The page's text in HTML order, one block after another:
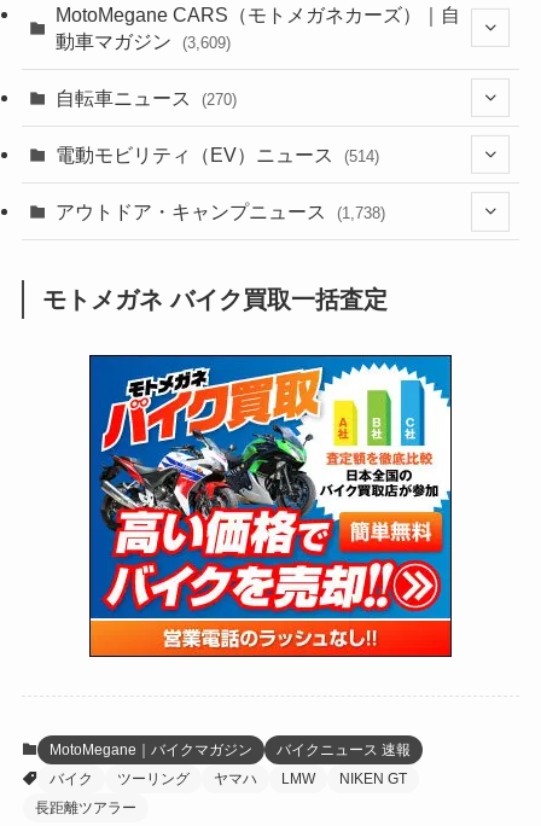
(44)
(640)
(118)
(60)
(31)
(51)
(34)
(5)
(12)
(65)
(109)
(252)
(38)
(24)
(16)
(25)
(24)
(47)
(15)
(5)
(249)
(64)
(16)
(62)
(4)
(6)
(17)
(5)
(27)
(306)
(6,958)
(2,474)
(249)
(1,226)
(12)
(131)
(38)
(131)
(167)
(85)
(21)
(61)
(171)
(98)
(13)
(60)
(274)
(171)
(38)
(47)
(59)
(41)
(66)
(16)
(141)
(255)
(204)
(1,143)
(166)
(23)
(33)
(34)
(35)
(41)
(415)
(16)
(352)
MotoMegane CARS（モトメガネカーズ）｜自
動車マガジン
(3,609)
(187)
(137)
(75)
(2,744)
(126)
(170)
自転車ニュース (270)
(54)
(211)
電動モビリティ（EV）ニュース (514)
(132)
(171)
(118)
(27)
アウトドア・キャンプニュース (1,738)
(1,605)
(147)
(13)
(19)
(12)
(16)
(20)
(4)
モトメガネ バイク買取一括査定
MotoMegane｜バイクマガジン
バイクニュース 速報
バイク
ツーリング ヤマハ LMW
NIKEN GT
長距離ツアラー